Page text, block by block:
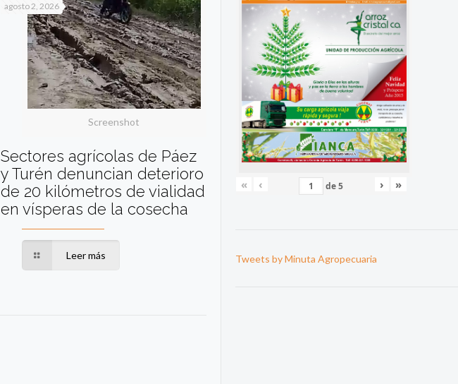
Screenshot
agosto 2, 2026
Sectores agrícolas de Páez
y Turén denuncian deterioro
de 20 kilómetros de vialidad
en vísperas de la cosecha
Leer más
« ‹ de5 › »
Tweets by Minuta Agropecuaria